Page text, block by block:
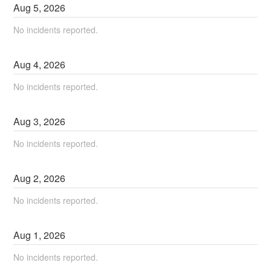
Aug5,2026
No incidents reported.
Aug4,2026
No incidents reported.
Aug3,2026
No incidents reported.
Aug2,2026
No incidents reported.
Aug 1,2026
No incidents reported.